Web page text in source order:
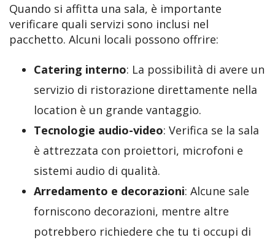
Quando si affitta una sala, è importante
verificare quali servizi sono inclusi nel
pacchetto. Alcuni locali possono offrire:
Catering interno: La possibilità di avere un
servizio di ristorazione direttamente nella
location è un grande vantaggio.
Tecnologie audio-video: Verifica se la sala
è attrezzata con proiettori, microfoni e
sistemi audio di qualità.
Arredamento e decorazioni: Alcune sale
forniscono decorazioni, mentre altre
potrebbero richiedere che tu ti occupi di